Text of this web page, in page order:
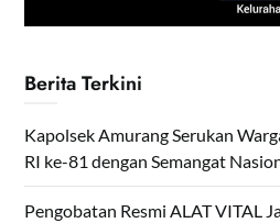
Berita Terkini
Kapolsek Amurang Serukan
RI ke-81 dengan Semangat
Pengobatan Resmi ALAT VITAL